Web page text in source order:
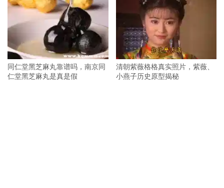
同仁堂黑芝麻丸靠谱吗，南京同
仁堂黑芝麻丸是真是假
清朝紫薇格格真实照片，紫薇、
小燕子历史原型揭秘